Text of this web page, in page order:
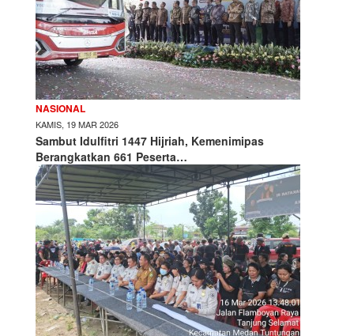
NASIONAL
KAMIS, 19 MAR 2026
Sambut Idulfitri 1447 Hijriah, Kemenimipas
Berangkatkan 661 Peserta…